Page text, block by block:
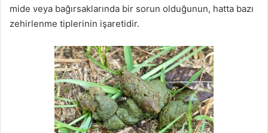
mide veya bağırsaklarında bir sorun olduğunun, hatta bazı
zehirlenme tiplerinin işaretidir.